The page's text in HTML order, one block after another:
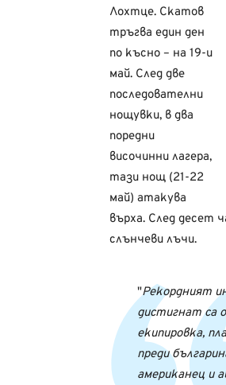
Лохтце. Скатов
тръгва един ден
по късно – на 19-и
май. След две
последователни
нощувки, в два
поредни
височинни лагера,
тази нощ (21-22
май) атакува
върха. След десет
слънчеви лъчи.
Рекордният
дистигнат са
екипировка,
преди
американец и